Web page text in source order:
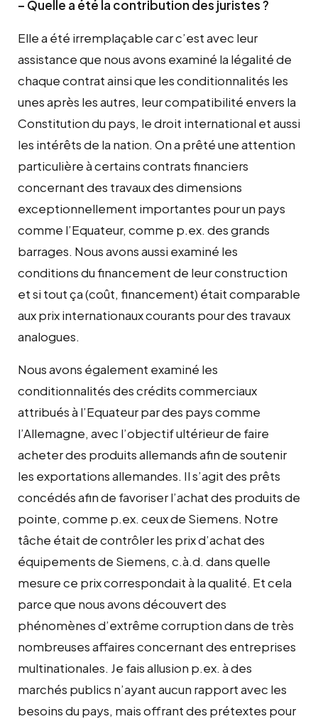
– Quelle a été la contribution des juristes ?
Elle a été irremplaçable car c’est avec leur
assistance que nous avons examiné la légalité de
chaque contrat ainsi que les conditionnalités les
unes après les autres, leur compatibilité envers la
Constitution du pays, le droit international et aussi
les intérêts de la nation. On a prêté une attention
particulière à certains contrats financiers
concernant des travaux des dimensions
exceptionnellement importantes pour un pays
comme l’Equateur, comme p.ex. des grands
barrages. Nous avons aussi examiné les
conditions du financement de leur construction
et si tout ça (coût, financement) était comparable
aux prix internationaux courants pour des travaux
analogues.
Nous avons également examiné les
conditionnalités des crédits commerciaux
attribués à l’Equateur par des pays comme
l’Allemagne, avec l’objectif ultérieur de faire
acheter des produits allemands afin de soutenir
les exportations allemandes. Il s’agit des prêts
concédés afin de favoriser l’achat des produits de
pointe, comme p.ex. ceux de Siemens. Notre
tâche était de contrôler les prix d’achat des
équipements de Siemens, c.à.d. dans quelle
mesure ce prix correspondait à la qualité. Et cela
parce que nous avons découvert des
phénomènes d’extrême corruption dans de très
nombreuses affaires concernant des entreprises
multinationales. Je fais allusion p.ex. à des
marchés publics n’ayant aucun rapport avec les
besoins du pays, mais offrant des prétextes pour